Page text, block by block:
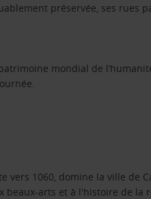
préservée, ses rues
mondial de
vers 1060, domine la ville de
arts et à l'histoire de la